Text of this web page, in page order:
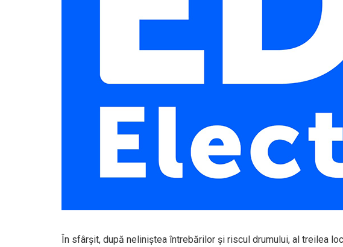
În sfârşit, după neliniştea întrebărilor şi riscul drumului, al treilea